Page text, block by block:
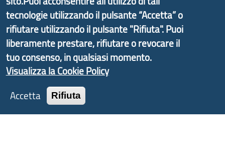
Tecnologie e Accessibilità
Privacy
Note Legali
Contatti
Statistiche
Area Riservata
tecnologie utilizzando il pulsante “Accetta” o
rifiutare utilizzando il pulsante "Rifiuta". Puoi
liberamente prestare, rifiutare o revocare il
tuo consenso, in qualsiasi momento.
Visualizza la Cookie Policy
Accetta
Rifiuta